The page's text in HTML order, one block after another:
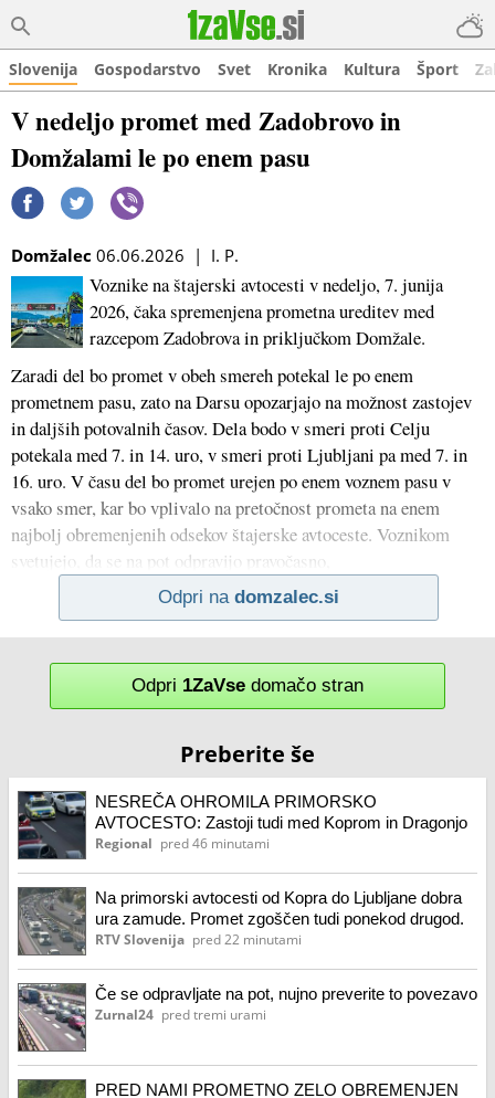
Slovenija Gospodarstvo Svet Kronika Kultura Šport
V nedeljo promet med Zadobrovo in
Domžalami le po enem pasu
Domžalec 06.06.2026 | I. P.
Voznike na štajerski avtocesti v nedeljo, 7. junija
2026, čaka spremenjena prometna ureditev med
razcepom Zadobrova in priključkom Domžale.
Zaradi del bo promet v obeh smereh potekal le po enem
prometnem pasu, zato na Darsu opozarjajo na možnost zastojev
in daljših potovalnih časov. Dela bodo v smeri proti Celju
potekala med 7. in 14. uro, v smeri proti Ljubljani pa med 7. in
16. uro. V času del bo promet urejen po enem voznem pasu v
vsako smer, kar bo vplivalo na pretočnost prometa na enem
najbolj obremenjenih odsekov štajerske avtoceste. Voznikom
svetujejo, da se na pot odpravijo pravočasno,
Odpri na domzalec.si
Odpri 1ZaVse domačo stran
Preberite še
NESREČA OHROMILA PRIMORSKO
AVTOCESTO: Zastoji tudi med Koprom in Dragonjo
Regional pred 46 minutami
Na primorski avtocesti od Kopra do Ljubljane dobra
ura zamude. Promet zgoščen tudi ponekod drugod.
RTV Slovenija pred 22 minutami
Če se odpravljate na pot, nujno preverite to povezavo
Zurnal24 pred tremi urami
PRED NAMI PROMETNO ZELO OBREMENJEN